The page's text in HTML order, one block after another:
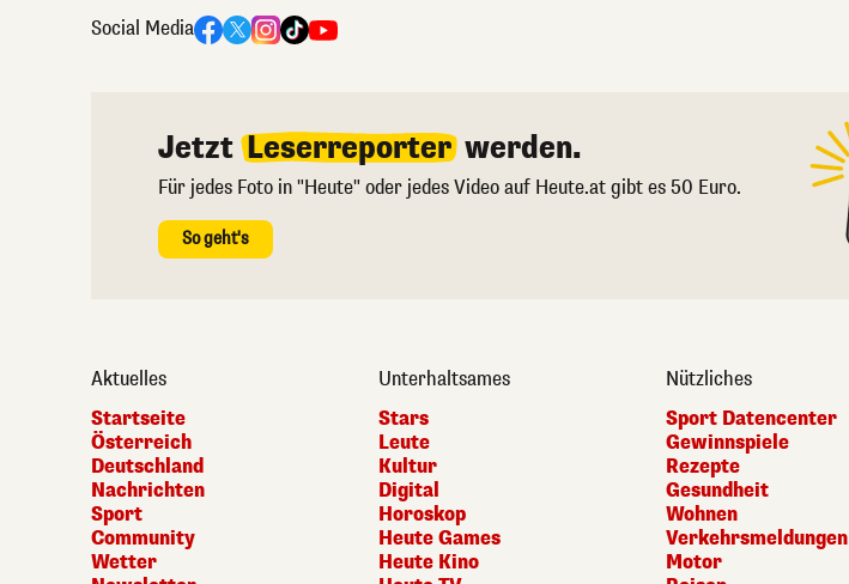
Social Media
Jetzt Leserreporter werden.
Für jedes Foto in "Heute" oder jedes Video auf Heute.at gibt es 50 Euro.
So geht's
Aktuelles
Startseite
Österreich
Deutschland
Nachrichten
Sport
Community
Wetter
Unterhaltsames
Stars
Leute
Kultur
Digital
Horoskop
Heute Games
Heute Kino
Nützliches
Sport Datencenter
Gewinnspiele
Rezepte
Gesundheit
Wohnen
Verkehrsmeldungen
Motor